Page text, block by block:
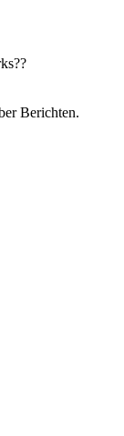
Berichten.